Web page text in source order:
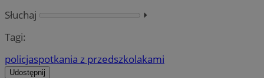
Słuchaj
⏵︎
Tagi:
policjaspotkania z przedszkolakami
Udostępnij